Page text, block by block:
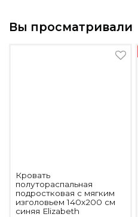
Вы просматривали
Кровать
полутораспальная
подростковая с мягким
изголовьем 140х200 см
синяя Elizabeth